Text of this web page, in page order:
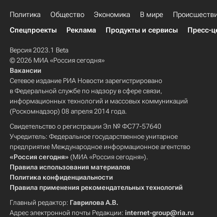
Политика Общество Экономика В мире
Спецпроекты
Реклама Продукты и сервисы Пресс-
Версия 2023.1 Beta
© 2026 МИА «Россия сегодня»
Вакансии
Сетевое издание РИА Новости зарегистрировано
в Федеральной службе по надзору в сфере связи,
информационных технологий и массовых коммуникаций
(Роскомнадзор) 08 апреля 2014 года.
Свидетельство о регистрации Эл № ФС77-57640
Учредитель: Федеральное государственное унитарное
предприятие Международное информационное агентство
«Россия сегодня» (МИА «Россия сегодня»).
Правила использования материалов
Политика конфиденциальности
Правила применения рекомендательных технологий
Главный редактор: Гаврилова А.В.
Адрес электронной почты Редакции: internet-group@ria.ru